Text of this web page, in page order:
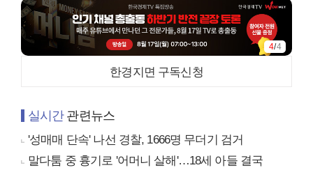
4/4
한경지면 구독신청
실시간관련뉴스
'성매매 단속' 나선 경찰, 1666명 무더기 검거
말다툼 중 흉기로 '어머니 살해'…18세 아들 결국